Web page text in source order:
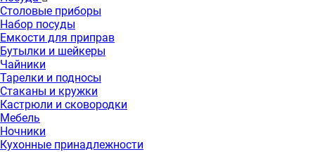
Столовые приборы
Набор посуды
Емкости для приправ
Бутылки и шейкеры
Чайники
Тарелки и подносы
Стаканы и кружки
Кастрюли и сковородки
Мебель
Ночники
Кухонные принадлежности